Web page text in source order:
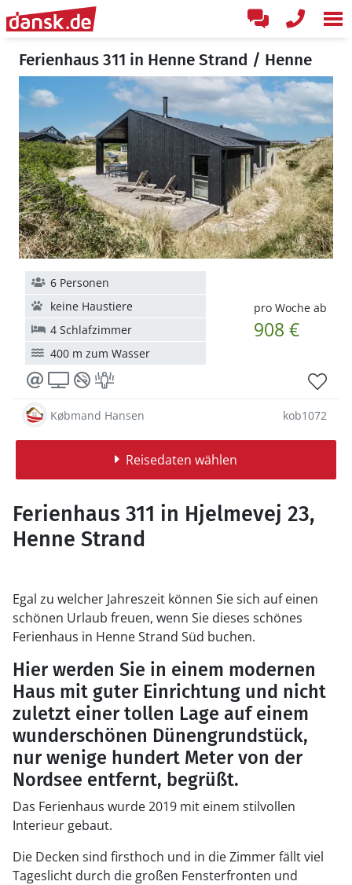
Ferienhaus 311 in Henne Strand / Henne
pro Woche ab
908 €
6 Personen
keine Haustiere
4 Schlafzimmer
400 m zum Wasser
Købmand Hansen kob1072
Reisedaten wählen
Ferienhaus 311 in Hjelmevej 23,
Henne Strand
Egal zu welcher Jahreszeit können Sie sich auf einen
schönen Urlaub freuen, wenn Sie dieses schönes
Ferienhaus in Henne Strand Süd buchen.
Hier werden Sie in einem modernen
Haus mit guter Einrichtung und nicht
zuletzt einer tollen Lage auf einem
wunderschönen Dünengrundstück,
nur wenige hundert Meter von der
Nordsee entfernt, begrüßt.
Das Ferienhaus wurde 2019 mit einem stilvollen
Interieur gebaut.
Die Decken sind firsthoch und in die Zimmer fällt viel
Tageslicht durch die großen Fensterfronten und